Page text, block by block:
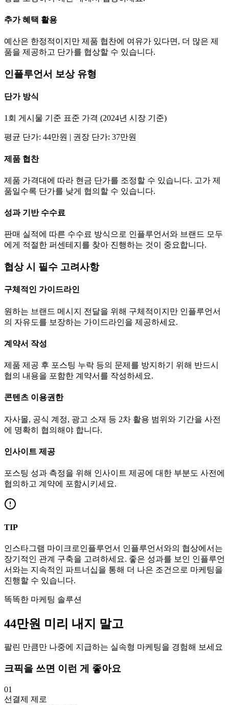
추가 혜택 활용
예산은 한정적이지만 제품 협찬에 여유가 있다면, 더 많은 제
품을 제공하고 단가를 협상할 수 있습니다.
인플루언서 보상 유형
단가방식
1회 게시물 기준 표준 가격 (2024년 시장 기준)
평균 단가: 44만원 | 권장 단가: 37만원
제품 협찬
제품 가격대에 따라 현금 단가를 조정할 수 있습니다. 고가 제
품일수록 단가를 낮게 협의할 수 있습니다.
성과 기반 수수료
판매 실적에 따른 수수료 방식으로 인플루언서와 브랜드 모두
에게 적절한 퍼센테지를 찾아 진행하는 것이 중요합니다.
협상 시 필수 고려사항
구체적인 가이드라인
원하는 브랜드 메시지 전달을 위해 구체적이지만 인플루언서
의 자유도를 보장하는 가이드라인을 제공하세요.
계약서 작성
제품 제공 후 포스팅 누락 등의 문제를 방지하기 위해 반드시
협의 내용을 포함한 계약서를 작성하세요.
콘텐츠 이용권한
자사몰, 공식 계정, 광고 소재 등 2차 활용 범위와 기간을 사전
에 명확히 협의해야 합니다.
인사이트 제공
포스팅 성과 측정을 위해 인사이트 제공에 대한 부분도 사전에
협의하고 계약에 포함시키세요.
TIP
인스타그램 마이크로인플루언서 인플루언서와의 협상에서는
장기적인 관계 구축을 고려하세요. 좋은 성과를 보인 인플루언
서와는 지속적인 파트너십을 통해 더 나은 조건으로 마케팅을
진행할 수 있습니다.
똑똑한 마케팅 솔루션
44만원 미리 내지 말고
팔린 만큼만 나중에 지급하는 실속형 마케팅을 경험해 보세요
크픽을 쓰면 이런 게 좋아요
01
선결제 제로